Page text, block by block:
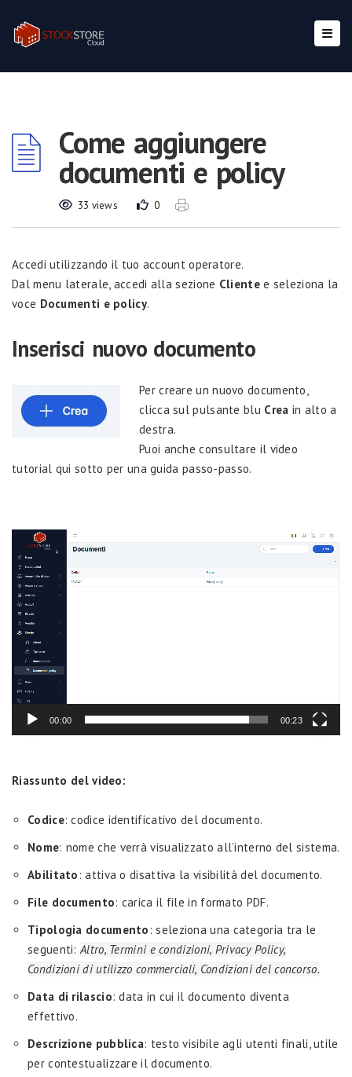
Come aggiungere
documenti e policy
33 views 0
Accedi utilizzando il tuo account operatore.
Dal menu laterale, accedi alla sezione Clientee seleziona la
voce Documenti e policy.
Inserisci nuovo documento
Per creare un nuovo documento,
clicca sul pulsante blu Crea in alto a
destra.
Puoi anche consultare il video
tutorial qui sotto per una guida passo-passo.
Video
Player
00:00 00:23
Riassunto del video:
Codice: codice identificativo del documento.
Nome: nome che verrà visualizzato all’interno del sistema.
Abilitato : attiva o disattiva la visibilità del documento.
File documento: carica il file in formato PDF.
Tipologia documento : seleziona una categoria tra le
seguenti: Altro, Termini e condizioni, Privacy Policy,
Condizioni di utilizzo commerciali, Condizioni del concorso.
Data di rilascio: data in cui il documento diventa
effettivo.
Descrizione pubblica: testo visibile agli utenti finali, utile
per contestualizzare il documento.